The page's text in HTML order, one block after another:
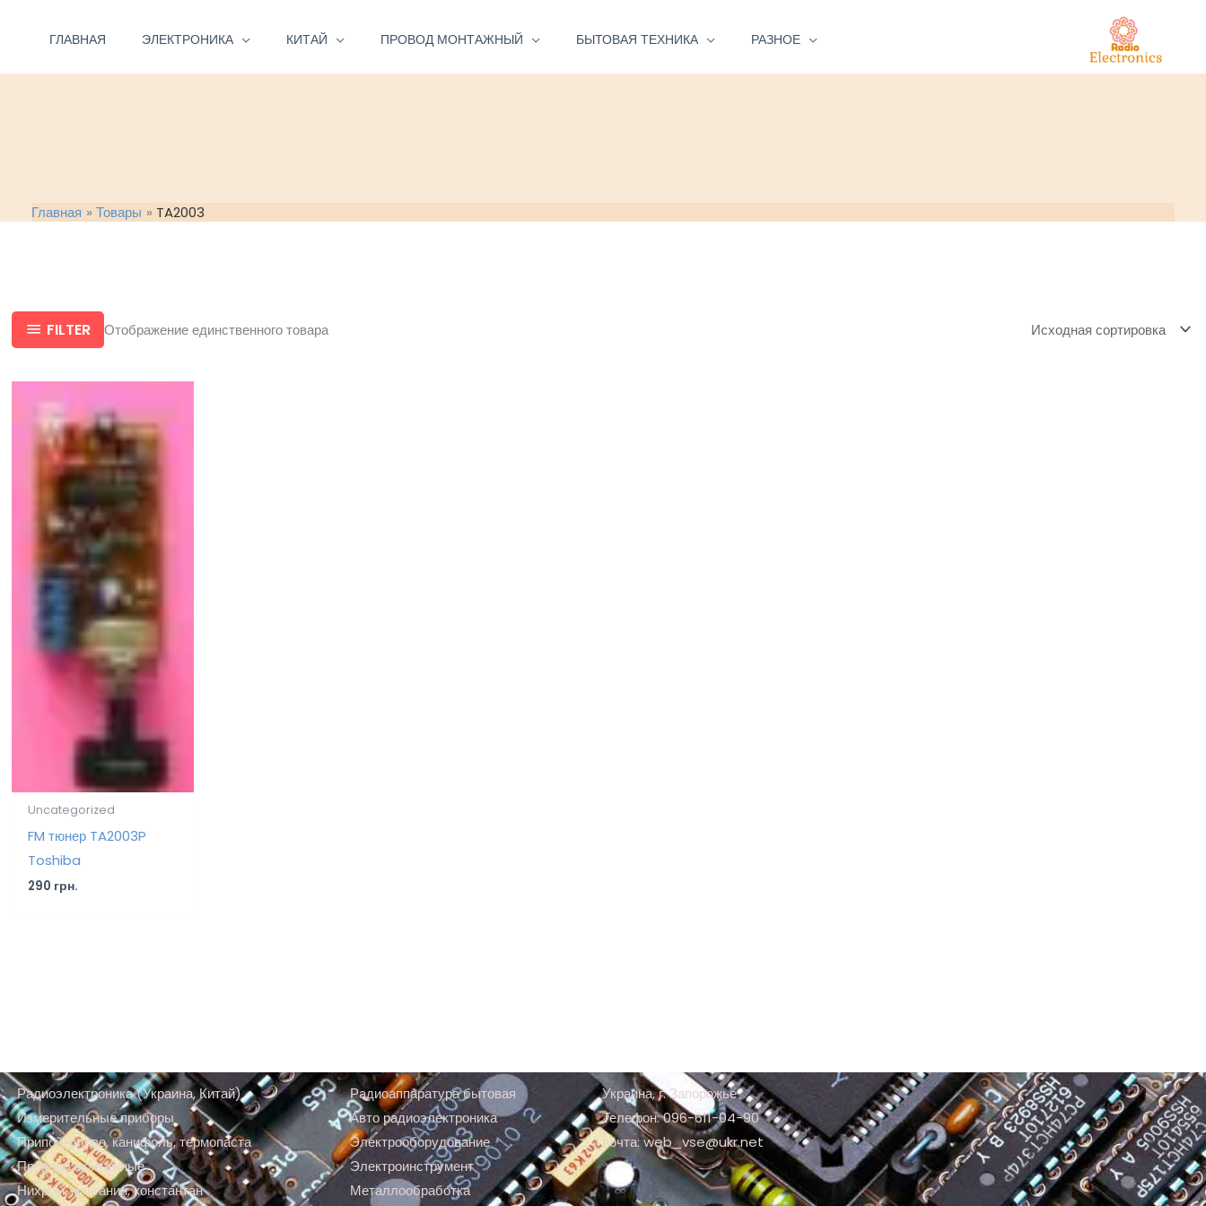
ГЛАВНАЯ ЭЛЕКТРОНИКА КИТАЙ ПРОВОД МОНТАЖНЫЙ БЫТОВАЯ ТЕХНИКА РАЗНОЕ
Главная Товары TA2003
FILTER Отображение единственного товара
Uncategorized
FM тюнер TA2003P
Toshiba
290 грн.
Радиоэлектроника (Украина, Китай)
Измерительные приборы
Припой, олово, канифоль, термопаста
Провода монтажные
Нихром, манганин, константан
Радиоаппаратура бытовая
Авто радиоэлектроника
Электрооборудование
Электроинструмент
Металлообработка
Украина, г. Запорожье
Телефон: 096-611-04-90
почта: web_vse@ukr.net